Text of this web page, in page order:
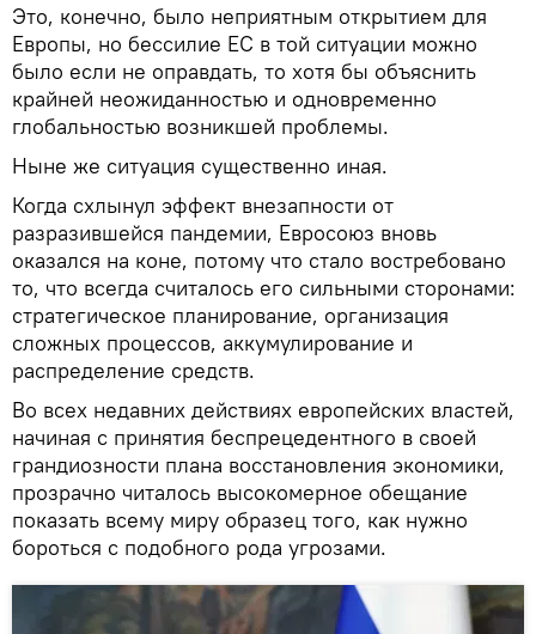
Это, конечно, было неприятным открытием для
Европы, но бессилие ЕС в той ситуации можно
было если не оправдать, то хотя бы объяснить
крайней неожиданностью и одновременно
глобальностью возникшей проблемы.
Ныне же ситуация существенно иная.
Когда схлынул эффект внезапности от
разразившейся пандемии, Евросоюз вновь
оказался на коне, потому что стало востребовано
то, что всегда считалось его сильными сторонами:
стратегическое планирование, организация
сложных процессов, аккумулирование и
распределение средств.
Во всех недавних действиях европейских властей,
начиная с принятия беспрецедентного в своей
грандиозности плана восстановления экономики,
прозрачно читалось высокомерное обещание
показать всему миру образец того, как нужно
бороться с подобного рода угрозами.